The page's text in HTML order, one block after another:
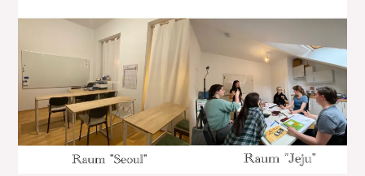
Information:
Unterrichtsraum
&
Zeitplan
überprüfen